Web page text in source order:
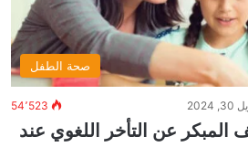
صحة الطفل
2024 54٬523
المبكر عن التأخر اللغوي عند